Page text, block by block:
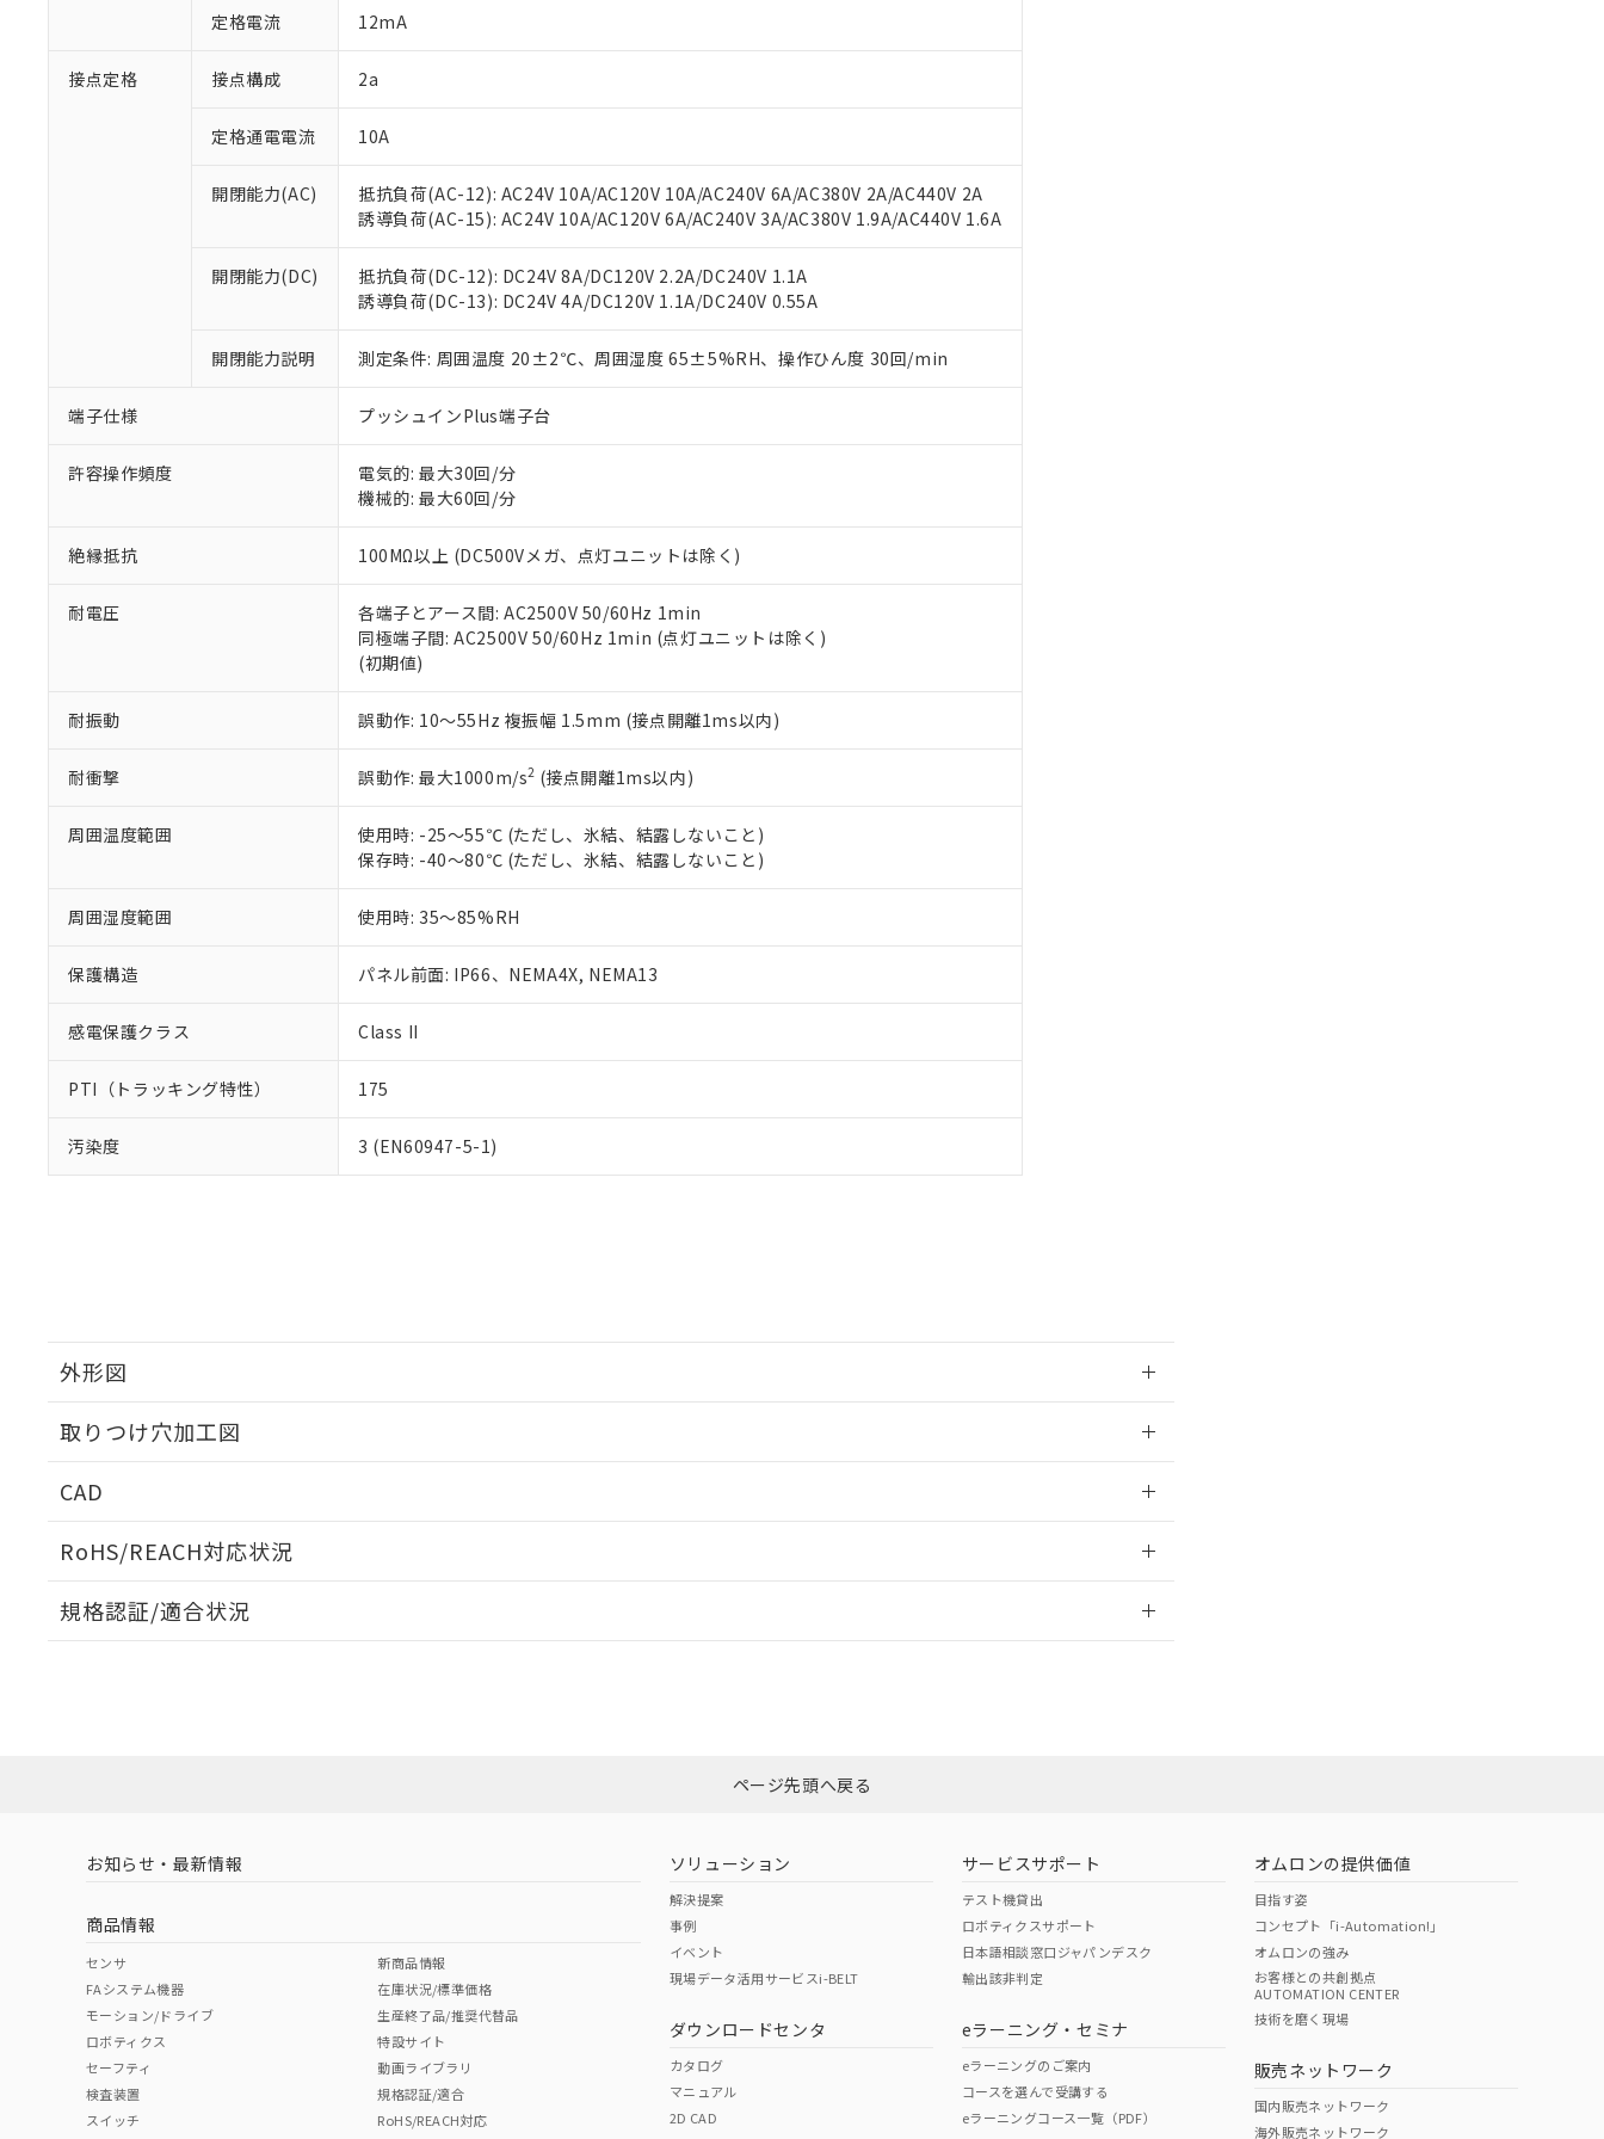
定格電流 12mA
接点定格 接点構成 2a
定格通電電流 10A
開閉能力(AC)
抵抗負荷(AC-12): AC24V 10A/AC120V 10A/AC240V 6A/AC380V 2A/AC440V 2A
誘導負荷(AC-15): AC24V 10A/AC120V 6A/AC240V 3A/AC380V 1.9A/AC440V 1.6A
開閉能力(DC)
抵抗負荷(DC-12): DC24V 8A/DC120V 2.2A/DC240V 1.1A
誘導負荷(DC-13): DC24V 4A/DC120V 1.1A/DC240V 0.55A
開閉能力説明 測定条件: 周囲温度 20±2℃、周囲湿度 65±5%RH、操作ひん度 30回/min
端子仕様 プッシュインPlus端子台
許容操作頻度
電気的: 最大30回/分
機械的: 最大60回/分
絶縁抵抗 100MΩ以上 (DC500Vメガ、点灯ユニットは除く)
耐電圧
各端子とアース間: AC2500V 50/60Hz 1min
同極端子間: AC2500V 50/60Hz 1min (点灯ユニットは除く)
(初期値)
耐振動 誤動作: 10～55Hz 複振幅 1.5mm (接点開離1ms以内)
耐衝撃 誤動作: 最大1000m/s2 (接点開離1ms以内)
周囲温度範囲
使用時: -25～55℃ (ただし、氷結、結露しないこと)
保存時: -40～80℃ (ただし、氷結、結露しないこと)
周囲湿度範囲 使用時: 35～85%RH
保護構造 パネル前面: IP66、NEMA4X, NEMA13
感電保護クラス Class II
PTI（トラッキング特性） 175
汚染度 3 (EN60947-5-1)
外形図
取りつけ穴加工図
CAD
RoHS/REACH対応状況
EU RoHS 注意事項・凡例
ダウンロードはこちら
中国 RoHS 注意事項・凡例
中国 RoHS表
Pb Hg Cr(VI)
O O
規格認証/適合状況
い。
正式な納期状況および標準価格はお客様のお取引先、またはお客様担当のオムロン制御機器販売店・
当社販売員にご相談ください。
オムロン制御機器販売店や当社販売拠点は「販売ネットワーク
」をご確認ください。
在庫状況および標準価格結果を当社の事前の承諾なく第三者に漏洩または開示しないようお願いしま
す。
マイパーツ機能（部品リスト作成サービス）をご利用いただくには、I-Webメンバーズにご登録され
お客様が当ウェブサイト上で当社にご登録された部品リストについて、当社および当社の共同利用者
が、当社の製品・サービスに関するお客様との取引・商談に必要な範囲で利用することをご了承くだ
さい。
※当社の共同利用者とは、"個人情報の共同利用に関して"
の「1.共同利用者の範囲」に記載されて
いる法人を指します。
但し、RoHS指令で産業用監視および制御機器に対する適用除外項目は除く。
※2 対応予定月
部品在庫の切り替え状況などにより、予定月が前後することがあります。
※3 非含有証明書ダウンロード
下記の非含有証明書をダウンロードすることができます。
EU RoHS指令（10物質）の非含有証明書
51物質の非含有証明書（当社基準）
※本証明書は発行日時点で非含有を証明するもので、過去に遡って非含有を証明するものではありません。
また、RoHS指令のフタル酸エステル類４物質の対応では、対応完了までの期間は出荷製品に未対応品が
混在することから備考欄に対応日を記載しておりました。
り割愛しております。
「○」：最大均質材料含有率が中国RoHSの基準値以下であることを示します。
「×」：最大均質材料含有率が中国RoHSの基準値を超えていることを示します。
*中国RoHS10物質の基準値 (GB/T26572)：
Pb(鉛) :1000ppm、 Hg(水銀) : 1000ppm、 Cd(カドミウム) : 100ppm、
Cr(Ⅵ)(六価クロム) : 1000ppm、 PBBs(ポリ臭化ビフェニル類) : 1000ppm、 PBDEs(ポリ臭化ジフェニルエーテル類) : 1000ppm、
DBP(フタル酸ジブチル) : 1000ppm、 DIBP(フタル酸ジイソブチル) : 1000ppm、 BBP(フタル酸ブチルベンジル) : 1000ppm、
DEHP(フタル酸ビス(2-エチルヘキシル)) : 1000ppm
※2 環境保護使用期限
「ｅ」：有害物質（10物質）のすべてが基準値以下であることを示します。
「10」：通常の使用状況下において有害物質が外部に漏えいし、環境に深刻な影響を及ぼさない年数を意
味します。
当社は、これら貴社製品のうち、外国為替および外国貿易法に定める商品（以下｢規制貨物等」とい
当社は貴社製品を、核兵器、ミサイル、化学兵器、生物兵器またはその他武器並びにこれらの製造装
置等に一切使用いたしません。
当社は、貴社製品を第三者に販売する場合は、上記1、2および3の内容を当該第三者に通知します。
また当社は、販売先および販売に係わる関係者が違法に輸出するおそれがある場合は、取り引きをい
たしません。
号
○ 一定数以上の在庫あり
△ 一定数には満たないが在庫あり
－
在庫なし(最新の在庫状況については、お客様のお取引先、またはお客様担当のオムロン制御
機器販売店・当社販売員にご確認ください)
空
白
受注生産機種、また在庫状況の情報を公開していない機種
ページ先頭へ戻る
お知らせ・最新情報
商品情報
センサ
FAシステム機器
モーション/ドライブ
ロボティクス
セーフティ
検査装置
スイッチ
新商品情報
在庫状況/標準価格
生産終了品/推奨代替品
特設サイト
動画ライブラリ
規格認証/適合
RoHS/REACH対応
ソリューション
解決提案
事例
イベント
現場データ活用サービスi-BELT
ダウンロードセンタ
カタログ
マニュアル
2D CAD
サービスサポート
テスト機貸出
ロボティクスサポート
日本語相談窓口ジャパンデスク
輸出該非判定
eラーニング・セミナ
eラーニングのご案内
コースを選んで受講する
eラーニングコース一覧（PDF）
オムロンの提供価値
目指す姿
コンセプト「i-Automation!」
オムロンの強み
お客様との共創拠点
AUTOMATION CENTER
技術を磨く現場
販売ネットワーク
国内販売ネットワーク
海外販売ネットワーク